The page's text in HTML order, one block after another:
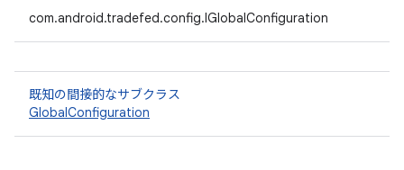
com.android.tradefed.config.IGlobalConfiguration
既知の間接的なサブクラス
GlobalConfiguration